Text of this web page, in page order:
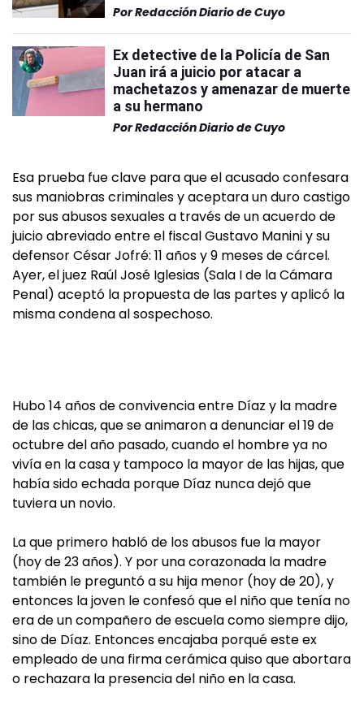
PorRedacción Diario de Cuyo
Ex detective de la Policía de San
Juan irá a juicio por atacar a
machetazos y amenazar de muerte
a su hermano
PorRedacción Diario de Cuyo
Esa prueba fue clave para que el acusado confesara
sus maniobras criminales y aceptara un duro castigo
por sus abusos sexuales a través de un acuerdo de
juicio abreviado entre el fiscal Gustavo Manini y su
defensor César Jofré: 11 años y 9 meses de cárcel.
Ayer, el juez Raúl José Iglesias (Sala I de la Cámara
Penal) aceptó la propuesta de las partes y aplicó la
misma condena al sospechoso.
Hubo 14 años de convivencia entre Díaz y la madre
de las chicas, que se animaron a denunciar el 19 de
octubre del año pasado, cuando el hombre ya no
vivía en la casa y tampoco la mayor de las hijas, que
había sido echada porque Díaz nunca dejó que
tuviera un novio.
La que primero habló de los abusos fue la mayor
(hoy de 23 años). Y por una corazonada la madre
también le preguntó a su hija menor (hoy de 20), y
entonces la joven le confesó que el niño que tenía no
era de un compañero de escuela como siempre dijo,
sino de Díaz. Entonces encajaba porqué este ex
empleado de una firma cerámica quiso que abortara
o rechazara la presencia del niño en la casa.